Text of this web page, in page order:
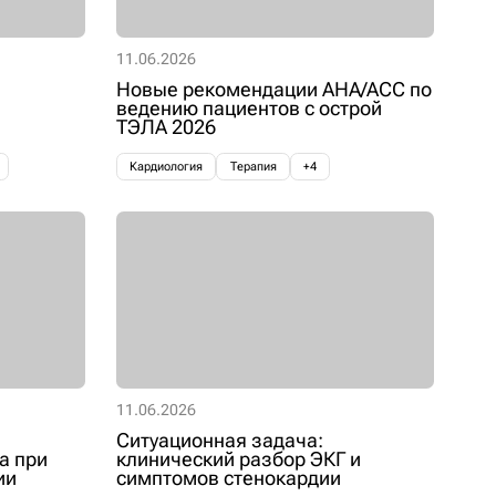
11.06.2026
Новые рекомендации AHA/ACC по
ведению пациентов с острой
ТЭЛА 2026
Кардиология Терапия +4
при
11.06.2026
Ситуационная задача:
клинический разбор ЭКГ и
симптомов стенокардии